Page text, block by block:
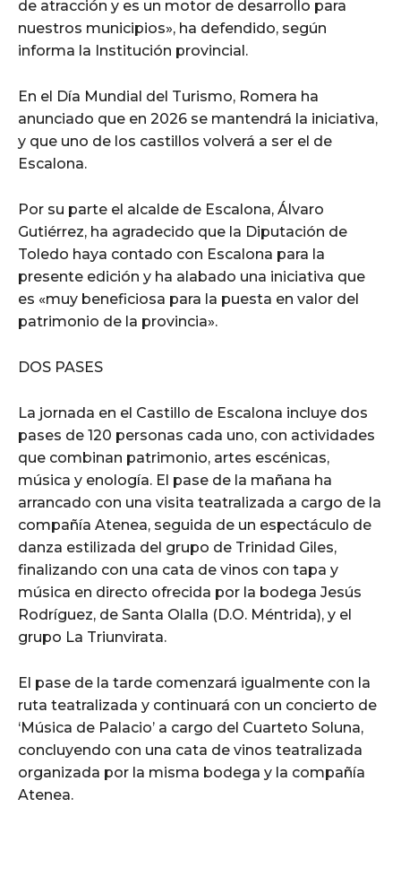
de atracción y es un motor de desarrollo para
nuestros municipios», ha defendido, según
informa la Institución provincial.
En el Día Mundial del Turismo, Romera ha
anunciado que en 2026 se mantendrá la iniciativa,
y que uno de los castillos volverá a ser el de
Escalona.
Por su parte el alcalde de Escalona, Álvaro
Gutiérrez, ha agradecido que la Diputación de
Toledo haya contado con Escalona para la
presente edición y ha alabado una iniciativa que
es «muy beneficiosa para la puesta en valor del
patrimonio de la provincia».
DOS PASES
La jornada en el Castillo de Escalona incluye dos
pases de 120 personas cada uno, con actividades
que combinan patrimonio, artes escénicas,
música y enología. El pase de la mañana ha
arrancado con una visita teatralizada a cargo de la
compañía Atenea, seguida de un espectáculo de
danza estilizada del grupo de Trinidad Giles,
finalizando con una cata de vinos con tapa y
música en directo ofrecida por la bodega Jesús
Rodríguez, de Santa Olalla (D.O. Méntrida), y el
grupo La Triunvirata.
El pase de la tarde comenzará igualmente con la
ruta teatralizada y continuará con un concierto de
‘Música de Palacio’ a cargo del Cuarteto Soluna,
concluyendo con una cata de vinos teatralizada
organizada por la misma bodega y la compañía
Atenea.